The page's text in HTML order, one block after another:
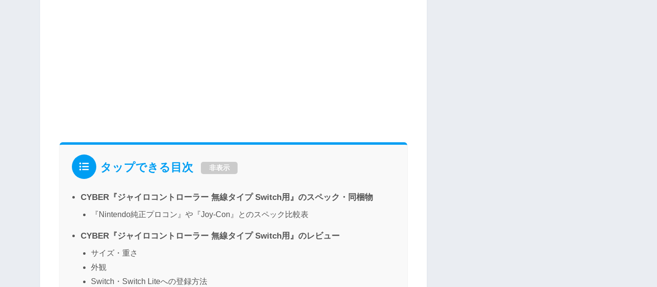
タップできる目次 非表示
CYBER『ジャイロコントローラー 無線タイプ Switch用』のスペック・同梱物
『Nintendo純正プロコン』や『Joy-Con』とのスペック比較表
CYBER『ジャイロコントローラー 無線タイプ Switch用』のレビュー
サイズ・重さ
外観
Switch・Switch Liteへの登録方法